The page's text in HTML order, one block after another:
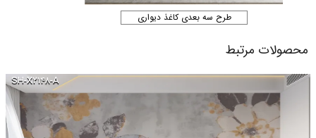
طرح سه بعدی کاغذ دیواری
محصولات مرتبط
SH-X۲۱۴۸-A